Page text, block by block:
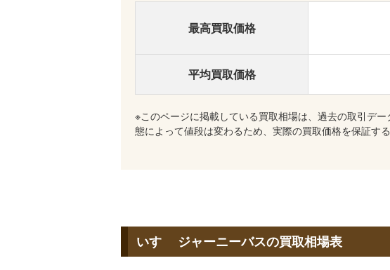
最高買取価格
平均買取価格
※このページに掲載している買取相場は、過去の取引デ
態によって値段は変わるため、実際の買取価格を保証す
いすゞ ジャーニーバスの買取相場表